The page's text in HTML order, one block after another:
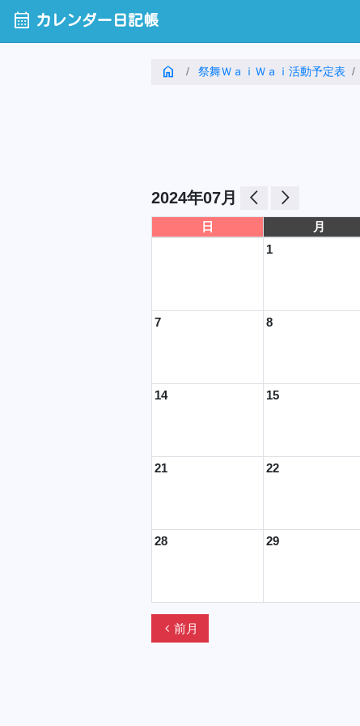
calendar_month カレンダー日記帳
home 祭舞ＷａｉＷａｉ活動予定表
2024年07月 arrow_back_ios arrow_forward_ios
日
月
1
7 8
14 15
21 22
28 29
chevron_left前月